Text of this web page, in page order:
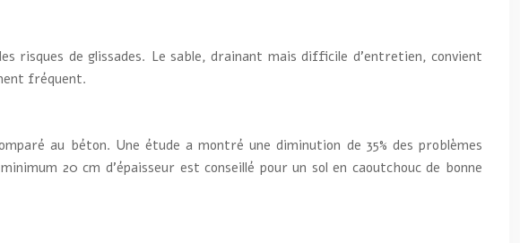
de glissades. Le sable, drainant mais difficile d’entretien, convient
fréquent.
au béton. Une étude a montré une diminution de 35% des problèmes
20 cm d’épaisseur est conseillé pour un sol en caoutchouc de bonne